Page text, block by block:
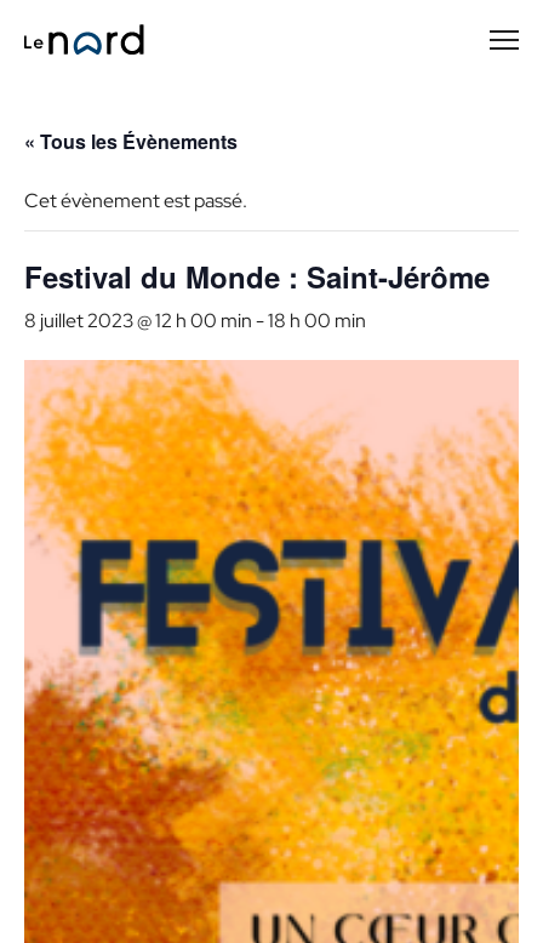
« Tous les Évènements
Cet évènement est passé.
Festival du Monde : Saint-Jérôme
8 juillet 2023 @ 12 h 00 min-18 h 00 min